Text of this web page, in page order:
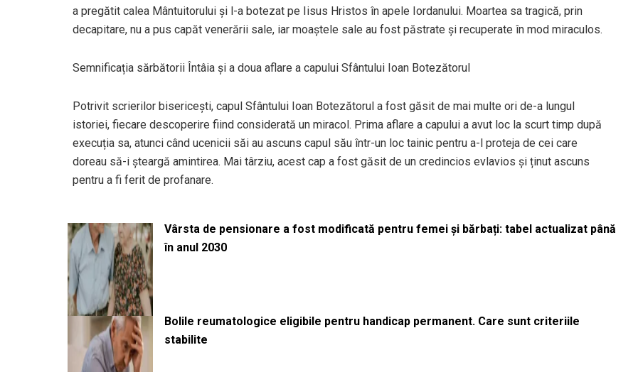
a pregătit calea Mântuitorului și l-a botezat pe Iisus Hristos în apele Iordanului. Moartea sa tragică, prin
decapitare, nu a pus capăt venerării sale, iar moaștele sale au fost păstrate și recuperate în mod miraculos.
Semnificația sărbătorii Întâia și a doua aflare a capului Sfântului Ioan Botezătorul
Potrivit scrierilor bisericești, capul Sfântului Ioan Botezătorul a fost găsit de mai multe ori de-a lungul
istoriei, fiecare descoperire fiind considerată un miracol. Prima aflare a capului a avut loc la scurt timp după
execuția sa, atunci când ucenicii săi au ascuns capul său într-un loc tainic pentru a-l proteja de cei care
doreau să-i șteargă amintirea. Mai târziu, acest cap a fost găsit de un credincios evlavios și ținut ascuns
pentru a fi ferit de profanare.
Vârsta de pensionare a fost modificată pentru femei și bărbați: tabel actualizat până
în anul 2030
Bolile reumatologice eligibile pentru handicap permanent. Care sunt criteriile
stabilite